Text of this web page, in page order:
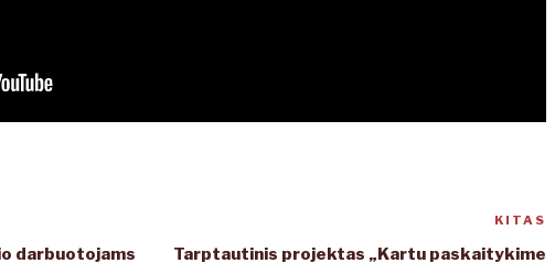
darbuotojams
KITAS
Tarptautinis projektas „Kartu paskaitykime